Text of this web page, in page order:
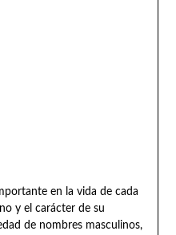
en la vida de cada
y el carácter de su
de nombres masculinos,